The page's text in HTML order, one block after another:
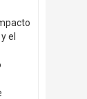
el